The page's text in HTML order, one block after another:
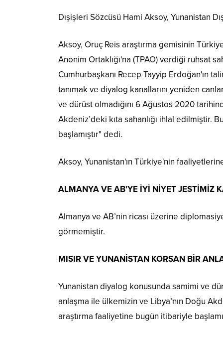
Dışişleri Sözcüsü Hami Aksoy, Yunanistan
Aksoy, Oruç Reis araştırma gemisinin
Anonim Ortaklığı'na (TPAO) verdiği ruhsat
Cumhurbaşkanı Recep Tayyip Erdoğan'ın
tanımak ve diyalog kanallarını yeniden
ve dürüst olmadığını 6 Ağustos 2020
Akdeniz’deki kıta sahanlığı ihlal
başlamıştır" dedi.
Aksoy, Yunanistan'ın Türkiye'nin
ALMANYA VE AB'YE İYİ NİYET JESTİMİZ
Almanya ve AB’nin ricası üzerine
görmemiştir.
MISIR VE YUNANİSTAN KORSAN BİR
Yunanistan diyalog konusunda samimi ve
anlaşma ile ülkemizin ve Libya’nın Doğu
araştırma faaliyetine bugün itibariyle